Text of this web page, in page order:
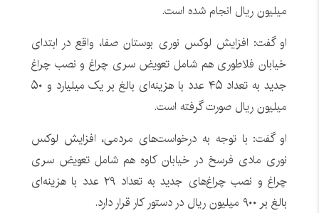
میلیون ریال انجام شده است.
او گفت: افزایش لوکس نوری بوستان صفا، واقع در ابتدای
خیابان فلاطوری هم شامل تعویض سری چراغ و نصب چراغ
جدید به تعداد ۴۵ عدد با هزینه‌ای بالغ بر یک میلیارد و ۵۰
میلیون ریال صورت گرفته است.
او گفت: با توجه به درخواست‌های مردمی، افزایش لوکس
نوری مادی فرسخ در خیابان کاوه هم شامل تعویض سری
چراغ و نصب چراغ‌های جدید به تعداد ۲۹ عدد با هزینه‌ای
بالغ بر ۹۰۰ میلیون ریال در دستور کار قرار دارد.